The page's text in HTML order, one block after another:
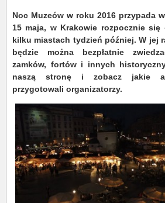
Noc Muzeów w roku 2016 przypada
15 maja, w Krakowie rozpocznie
kilku miastach tydzień później. W jej
będzie można bezpłatnie
zamków, fortów i innych
naszą stronę i zobacz jakie
przygotowali organizatorzy.